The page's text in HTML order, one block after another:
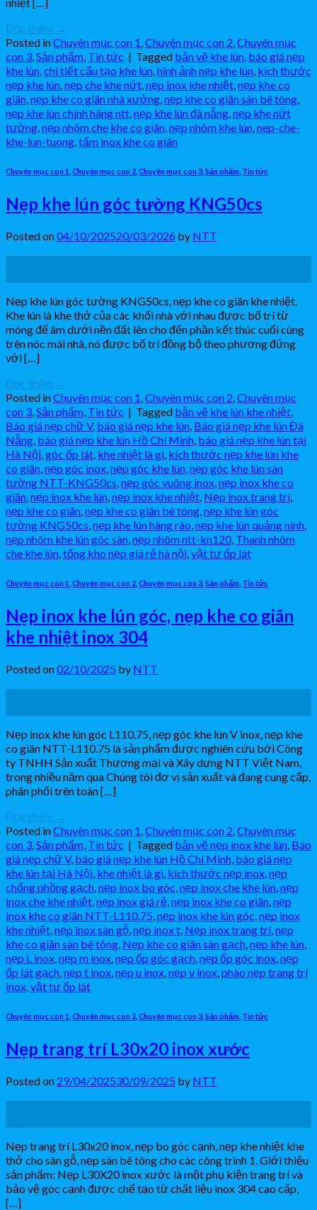
nhiệt […]
Đọc thêm →
Posted inChuyên mục con 1,Chuyên mục con 2,Chuyên mục
con 3,Sản phẩm, Tin tức | Tagged bản vẽ khe lún, báo giá nẹp
khe lún,chi tiết cấu tạo khe lún,hình ảnh nẹp khe lún, kích thước
nẹp khe lún,nẹp che khe nứt,nẹp inox khe nhiệt,nẹp khe co
giãn,nẹp khe co giãn nhà xưởng,nẹp khe co giãn sàn bê tông,
nẹp khe lún chính hãng ntt,nẹp khe lún đà nẵng,nẹp khe nứt
tường,nẹp nhôm che khe co giãn,nẹp nhôm khe lún,nep-che-
khe-lun-tuong,tấm inox khe co giãn
Chuyên mục con 1 Chuyên mục con 2 Chuyên mục con 3 Sản phẩm Tin tức
Nẹp khe lún góc tường KNG50cs
Posted on04/10/202520/03/2026 by NTT
Nẹp khe lún góc tường KNG50cs, nẹp khe co giãn khe nhiệt.
Khe lún là khe thở của các khối nhà với nhau được bố trí từ
móng đế âm dưới nền đất lên cho đến phần kết thúc cuối cùng
trên nóc mái nhà, nó được bố trí đồng bộ theo phương đứng
với […]
Đọc thêm →
Posted inChuyên mục con 1,Chuyên mục con 2,Chuyên mục
con 3,Sản phẩm, Tin tức | Tagged bản vẽ khe lún khe nhiệt,
Báo giá nẹp chữ V, báo giá nẹp khe lún, Báo giá nẹp khe lún Đà
Nẵng, báo giá nẹp khe lún Hồ Chí Minh, báo giá nẹp khe lún tại
Hà Nội,góc ốp lát, khe nhiệt là gì, kích thước nẹp khe lún khe
co giãn,nẹp góc inox,nẹp góc khe lún,nẹp góc khe lún sàn
tường NTT-KNG50cs,nẹp góc vuông inox,nẹp inox khe co
giãn,nẹp inox khe lún,nẹp inox khe nhiệt, Nẹp inox trang trí,
nẹp khe co giãn,nẹp khe co giãn bê tông,nẹp khe lún góc
tường KNG50cs,nẹp khe lún hàng rào,nẹp khe lún quảng ninh,
nẹp nhôm khe lún góc sàn,nẹp nhôm ntt-kn120, Thanh nhôm
che khe lún,tổng kho nẹp giá rẻ hà nội,vật tư ốp lát
Chuyên mục con 1 Chuyên mục con 2 Chuyên mục con 3 Sản phẩm Tin tức
Nẹp inox khe lún góc, nẹp khe co giãn
khe nhiệt inox 304
Posted on02/10/2025 by NTT
Nẹp inox khe lún góc L110.75, nẹp góc khe lún V inox, nẹp khe
co giãn NTT-L110.75 là sản phẩm được nghiên cứu bởi Công
ty TNHH Sản xuất Thương mại và Xây dựng NTT Việt Nam,
trong nhiều năm qua Chúng tôi đơ vị sản xuất và đang cung cấp,
phân phối trên toàn […]
Đọc thêm →
Posted inChuyên mục con 1,Chuyên mục con 2,Chuyên mục
con 3,Sản phẩm, Tin tức | Tagged bản vẽ nẹp inox khe lún, Báo
giá nẹp chữ V, báo giá nẹp khe lún Hồ Chí Minh, báo giá nẹp
khe lún tại Hà Nội, khe nhiệt là gì, kích thước nẹp inox,nẹp
chống phồng gạch,nẹp inox bo góc,nẹp inox che khe lún,nẹp
inox che khe nhiệt,nẹp inox giá rẻ,nẹp inox khe co giãn,nẹp
inox khe co giãn NTT-L110.75,nẹp inox khe lún góc,nẹp inox
khe nhiệt,nẹp inox sàn gỗ,nẹp inox t, Nẹp inox trang trí,nẹp
khe co giãn sàn bê tông, Nẹp khe co giãn sàn gạch,nẹp khe lún,
nẹp L inox,nẹp m inox,nẹp ốp góc gạch,nẹp ốp góc inox,nẹp
ốp lát gạch,nẹp t inox,nẹp u inox,nẹp v inox,phào nẹp trang trí
inox,vật tư ốp lát
Chuyên mục con 1 Chuyên mục con 2 Chuyên mục con 3 Sản phẩm Tin tức
Nẹp trang trí L30x20 inox xước
Posted on 29/04/202530/09/2025 by NTT
Nẹp trang trí L30x20 inox, nẹp bo góc cạnh, nẹp khe nhiệt khe
thở cho sàn gỗ, nẹp sàn bê tông cho các công trình 1. Giới thiệu
sản phẩm: Nẹp L30X20 inox xước là một phụ kiện trang trí và
bảo vệ góc cạnh được chế tạo từ chất liệu inox 304 cao cấp,
[…]